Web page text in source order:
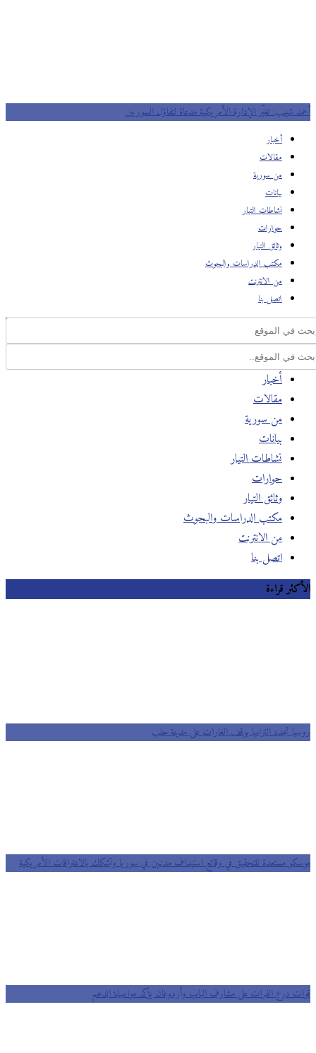
أحمد شبيب: تغيّر الإدارة الأمريكية مدعاة لتفاؤل السوريين
أخبار
مقالات
من سورية
بيانات
نشاطات التيار
حوارات
وثائق التيار
مكتب الدراسات والبحوث
من الانترنت
اتصل بنا
أخبار
مقالات
من سورية
بيانات
نشاطات التيار
حوارات
وثائق التيار
مكتب الدراسات والبحوث
من الانترنت
اتصل بنا
الأكثر قراءة
روسيا تجدد التزامها بوقف الغارات على مدينة حلب
موسكو مستعدة للتحقيق في وقائع استهداف مدنيين في سوريا وتشكك بالاعترافات الأمريكية
قوات درع الفرات على مشارف الباب وأردوغان يؤكد مواصلة الدعم